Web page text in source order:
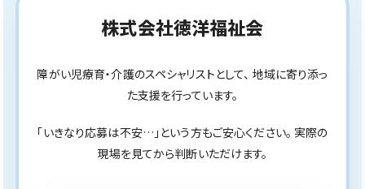
株式会社徳洋福祉会
障がい児療育・介護のスペシャリストとして、 地域に寄り添っ
た支援を行っています。
「いきなり応募は不安…」という方もご安心ください。 実際の
現場を見てから判断いただけます。